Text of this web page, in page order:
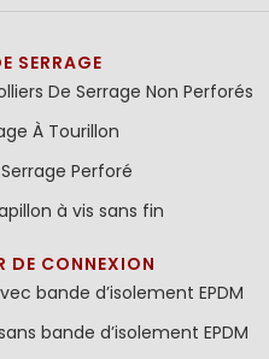
SERRAGE
De Serrage Non Perforés
À Tourillon
Perforé
à vis sans fin
DE CONNEXION
bande d’isolement EPDM
bande d’isolement EPDM